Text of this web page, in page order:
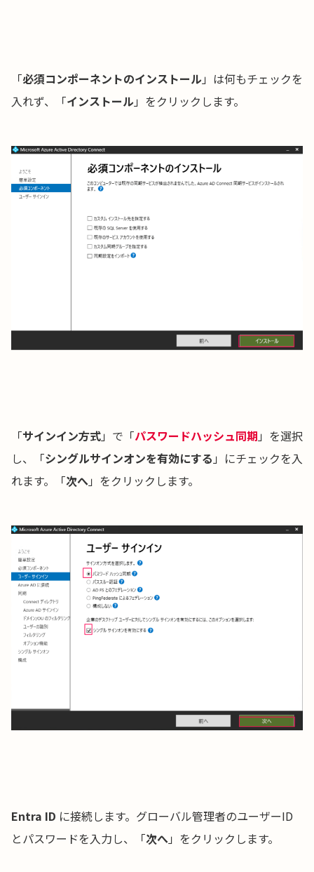
「必須コンポーネントのインストール 」は何もチェックを
入れず、「インストール 」をクリックします。
「サインイン方式」で「パスワードハッシュ同期 」を選択
し、「シングルサインオンを有効にする 」にチェックを入
れます。「次へ」をクリックします。
Entra ID に接続します。グローバル管理者のユーザーID
とパスワードを入力し、「次へ」をクリックします。